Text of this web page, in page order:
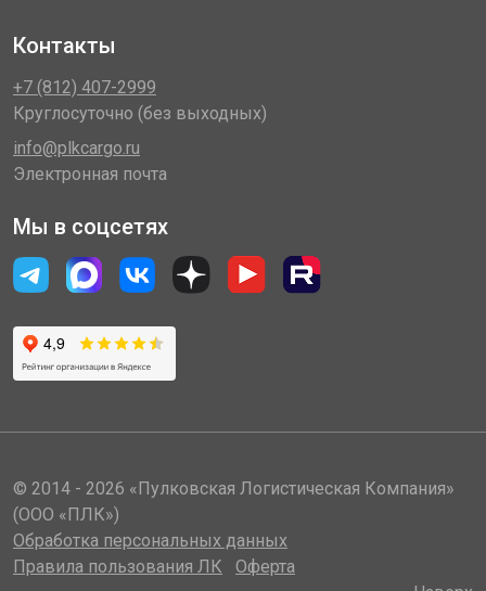
Контакты
+7 (812) 407-2999
Круглосуточно (без выходных)
info@plkcargo.ru
Электронная почта
Мы в соцсетях
© 2014 - 2026 «Пулковская Логистическая Компания»
(ООО «ПЛК»)
Обработка персональных данных
Правила пользования ЛК
Оферта